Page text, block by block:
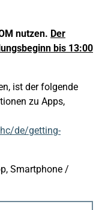
nutzen. Der
bis 13:00
ist der folgende
zu Apps,
de/getting-
Smartphone /